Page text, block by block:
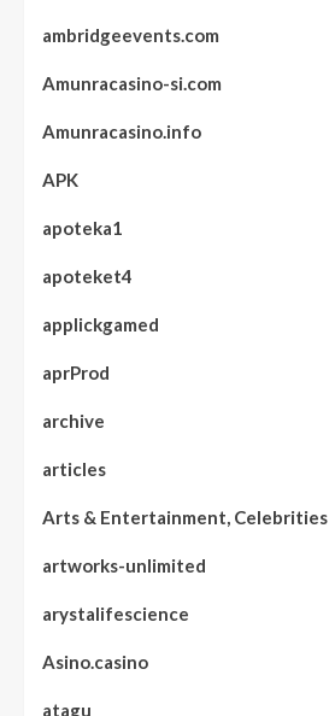
ambridgeevents.com
Amunracasino-si.com
Amunracasino.info
APK
apoteka1
apoteket4
applickgamed
aprProd
archive
articles
Arts & Entertainment, Celebrities
artworks-unlimited
arystalifescience
Asino.casino
atagu